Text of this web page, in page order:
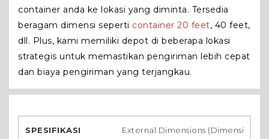
container anda ke lokasi yang diminta. Tersedia
beragam dimensi seperti container 20 feet, 40 feet,
dll. Plus, kami memiliki depot di beberapa lokasi
strategis untuk memastikan pengiriman lebih cepat
dan biaya pengiriman yang terjangkau.
External Dimensions (Dimensi